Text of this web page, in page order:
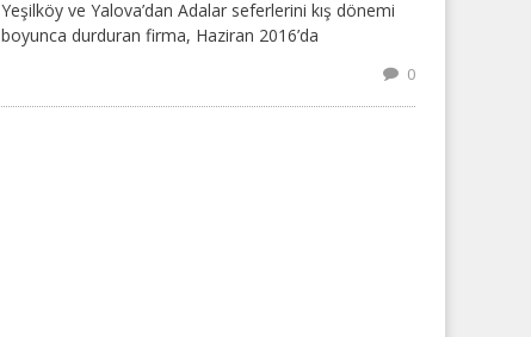
Yeşilköy ve Yalova’dan Adalar seferlerini kış dönemi
boyunca durduran firma, Haziran 2016’da
0